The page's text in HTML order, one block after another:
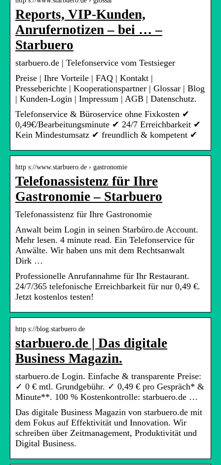
Reports, VIP-Kunden,
Anrufernotizen – bei … –
Starbuero
starbuero.de | Telefonservice vom Testsieger
Preise | Ihre Vorteile | FAQ | Kontakt |
Presseberichte | Kooperationspartner | Glossar | Blog
| Kunden-Login | Impressum | AGB | Datenschutz.
Telefonservice & Büroservice ohne Fixkosten ✔
0,49€/Bearbeitungsminute ✔ 24/7 Erreichbarkeit ✔
Kein Mindestumsatz ✔ freundlich & kompetent ✔
http s://www.starbuero.de › gastronomie
Telefonassistenz für Ihre
Gastronomie – Starbuero
Telefonassistenz für Ihre Gastronomie
Anwalt beim Login in seinen Starbüro.de Account.
Mehr lesen. 4 minute read. Ein Telefonservice für
Anwälte. Wir haben uns mit dem Rechtsanwalt
Dirk …
Professionelle Anrufannahme für Ihr Restaurant.
24/7/365 telefonische Erreichbarkeit für nur 0,49 €.
Jetzt kostenlos testen!
http s://blog.starbuero.de
starbuero.de | Das digitale
Business Magazin.
starbuero.de Login. Einfache & transparente Preise:
✓ 0 € mtl. Grundgebühr. ✓ 0,49 € pro Gespräch* &
Minute**. 100 % Kostenkontrolle: starbuero.de …
Das digitale Business Magazin von starbuero.de mit
dem Fokus auf Effektivität und Innovation. Wir
schreiben über Zeitmanagement, Produktivität und
Digital Business.